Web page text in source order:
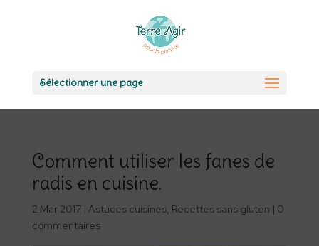
Sélectionner une page
Comment utiliser les fanes de
radis en cuisine.
2 Mar 2017| Astuces cuisines, Recettes sans gluten | 0
commentaires